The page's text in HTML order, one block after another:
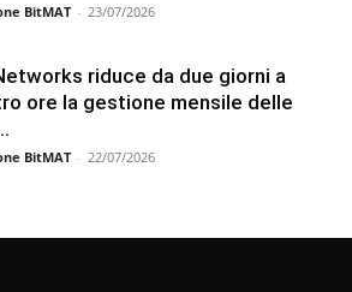
BitMAT - 23/07/2026
riduce da due giorni a
ore la gestione mensile delle
BitMAT - 22/07/2026